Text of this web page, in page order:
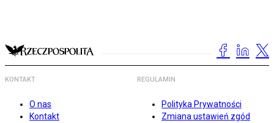
KONTAKT
O nas
Kontakt
REGULAMIN
Polityka Prywatności
Zmiana ustawień zgód